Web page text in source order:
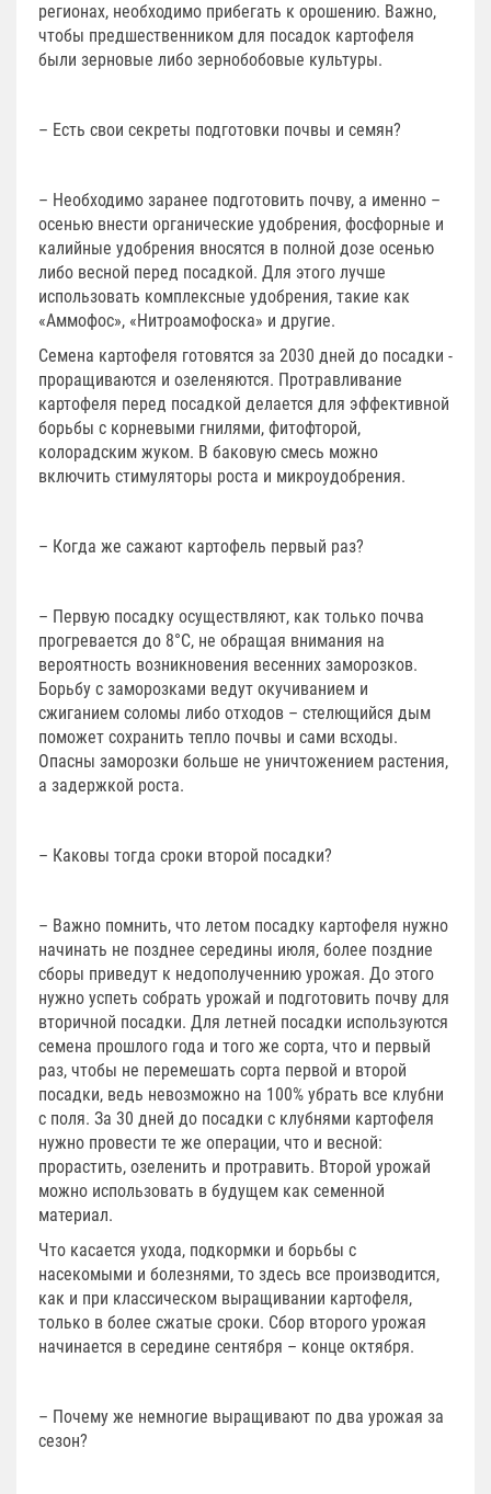
регионах, необходимо прибегать к орошению. Важно,
чтобы предшественником для посадок картофеля
были зерновые либо зернобобовые культуры.
– Есть свои секреты подготовки почвы и семян?
– Необходимо заранее подготовить почву, а именно –
осенью внести органические удобрения, фосфорные и
калийные удобрения вносятся в полной дозе осенью
либо весной перед посадкой. Для этого лучше
использовать комплексные удобрения, такие как
«Аммофос», «Нитроамофоска» и другие.
Семена картофеля готовятся за 20­30 дней до посадки ­
проращиваются и озеленяются. Протравливание
картофеля перед посадкой делается для эффективной
борьбы с корневыми гнилями, фитофторой,
колорадским жуком. В баковую смесь можно
включить стимуляторы роста и микроудобрения.
– Когда же сажают картофель первый раз?
– Первую посадку осуществляют, как только почва
прогревается до 8°C, не обращая внимания на
вероятность возникновения весенних заморозков.
Борьбу с заморозками ведут окучиванием и
сжиганием соломы либо отходов – стелющийся дым
поможет сохранить тепло почвы и сами всходы.
Опасны заморозки больше не уничтожением растения,
а задержкой роста.
– Каковы тогда сроки второй посадки?
– Важно помнить, что летом посадку картофеля нужно
начинать не позднее середины июля, более поздние
сборы приведут к недополученнию урожая. До этого
нужно успеть собрать урожай и подготовить почву для
вторичной посадки. Для летней посадки используются
семена прошлого года и того же сорта, что и первый
раз, чтобы не перемешать сорта первой и второй
посадки, ведь невозможно на 100% убрать все клубни
с поля. За 30 дней до посадки с клубнями картофеля
нужно провести те же операции, что и весной:
прорастить, озеленить и протравить. Второй урожай
можно использовать в будущем как семенной
материал.
Что касается ухода, подкормки и борьбы с
насекомыми и болезнями, то здесь все производится,
как и при классическом выращивании картофеля,
только в более сжатые сроки. Сбор второго урожая
начинается в середине сентября – конце октября.
– Почему же немногие выращивают по два урожая за
сезон?